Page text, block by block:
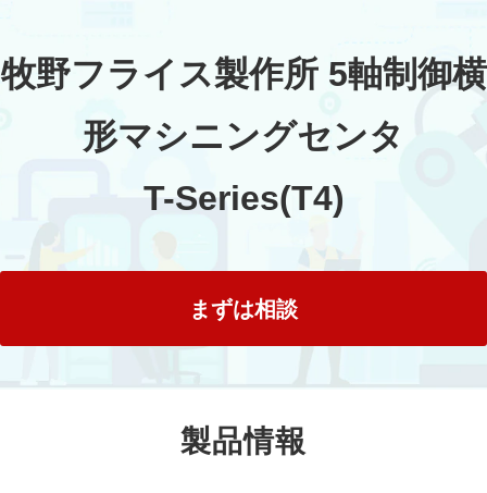
牧野フライス製作所 5軸制御横
形マシニングセンタ
T-Series(T4)
まずは相談
製品情報